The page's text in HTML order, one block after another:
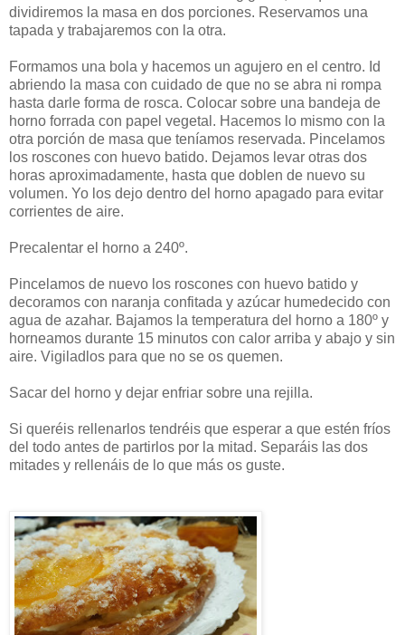
dividiremos la masa en dos porciones. Reservamos una
tapada y trabajaremos con la otra.
Formamos una bola y hacemos un agujero en el centro. Id
abriendo la masa con cuidado de que no se abra ni rompa
hasta darle forma de rosca. Colocar sobre una bandeja de
horno forrada con papel vegetal. Hacemos lo mismo con la
otra porción de masa que teníamos reservada. Pincelamos
los roscones con huevo batido. Dejamos levar otras dos
horas aproximadamente, hasta que doblen de nuevo su
volumen. Yo los dejo dentro del horno apagado para evitar
corrientes de aire.
Precalentar el horno a 240º.
Pincelamos de nuevo los roscones con huevo batido y
decoramos con naranja confitada y azúcar humedecido con
agua de azahar. Bajamos la temperatura del horno a 180º y
horneamos durante 15 minutos con calor arriba y abajo y sin
aire. Vigiladlos para que no se os quemen.
Sacar del horno y dejar enfriar sobre una rejilla.
Si queréis rellenarlos tendréis que esperar a que estén fríos
del todo antes de partirlos por la mitad. Separáis las dos
mitades y rellenáis de lo que más os guste.